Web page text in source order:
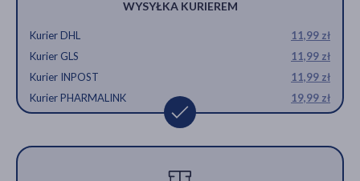
WYSYŁKA KURIEREM
Kurier DHL
11,99 zł
Kurier GLS
11,99 zł
Kurier INPOST
11,99 zł
Kurier PHARMALINK
19,99 zł